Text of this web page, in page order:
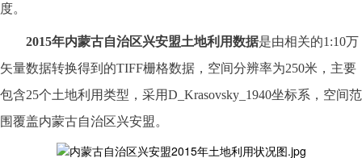
度。
2015年内蒙古自治区兴安盟土地利用数据是由相关的1:10万
矢量数据转换得到的TIFF栅格数据，空间分辨率为250米，主要
包含25个土地利用类型，采用D_Krasovsky_1940坐标系，空间范
围覆盖内蒙古自治区兴安盟 。